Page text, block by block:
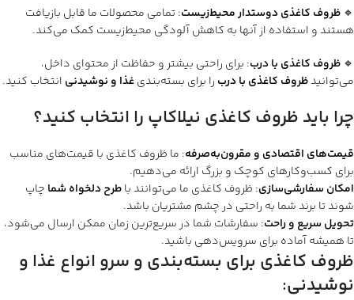
🔹 ظروف کاغذی دوستدار محیط‌زیست: تمامی محصولات ما قابل بازیافت
هستند و استفاده از آنها به کاهش آلودگی محیط‌زیست کمک می‌کند.
🔹 ظروف کاغذی با درب: برای راحتی بیشتر و حفاظت از محتوای داخل،
می‌توانیدظروف کاغذی با درب را برای بسته‌بندیغذا و نوشیدنی انتخاب کنید.
چرا باید ظروف کاغذی نیلاکاپ را انتخاب کنید؟
قیمت‌های اقتصادی و مقرون‌به‌صرفه: ما ظروف کاغذی با قیمت‌های مناسب
برای کسب‌وکارهای کوچک و بزرگ ارائه می‌دهیم.
امکان سفارشی‌سازی: ظروف کاغذی ما می‌توانند باطرح دلخواه شما چاپ
شوند تا برند شما به راحتی در چشم مشتریان باشد.
تحویل سریع و راحت: سفارشات شما در سریع‌ترین زمان ممکن ارسال می‌شود،
تا همیشه آماده برای سرویس‌دهی باشید.
ظروف کاغذی برای بسته‌بندی و سرو انواع غذا و
نوشیدنی: